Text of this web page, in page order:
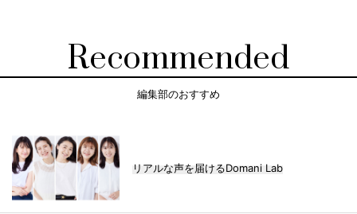
Recommended
編集部のおすすめ
リアルな声を届けるDomani Lab